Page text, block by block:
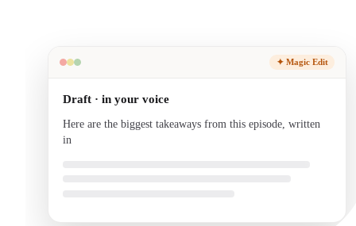
✦ Magic Edit
Draft · in your voice
Here are the biggest takeaways from this episode, written
in your voice and ready to send.